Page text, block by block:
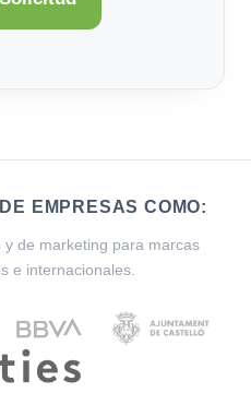
EMPRESAS COMO:
de marketing para marcas
e internacionales.